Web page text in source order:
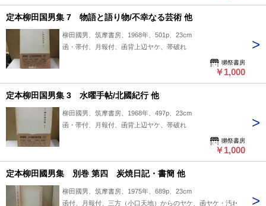
定本柳田国男集 7 物語と語り物/不幸なる芸術 他
柳田國男、筑摩書房、1968年、501p、23cm
函・帯付、月報付、函背上辺ヤケ、帯破れ
獺祭書房
￥1,000
定本柳田国男集 3 水曜手帖/北國紀行 他
柳田國男、筑摩書房、1968年、497p、23cm
函・帯付、月報付、函背上辺ヤケ、帯破れ
獺祭書房
￥1,000
定本柳田國男集 別巻 第四 炭焼日記・書簡 他
柳田國男、筑摩書房、1975年、689p、23cm
函付、月報付、三方（小口天地）からのヤケ、函ヤケ・汚れ